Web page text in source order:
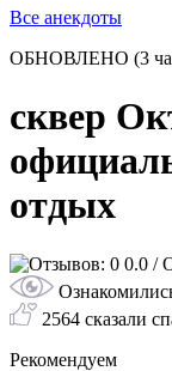
Все анекдоты
ОБНОВЛЕНО (3
сквер
отдых
0.0 /
2564 сказали
Рекомендуем